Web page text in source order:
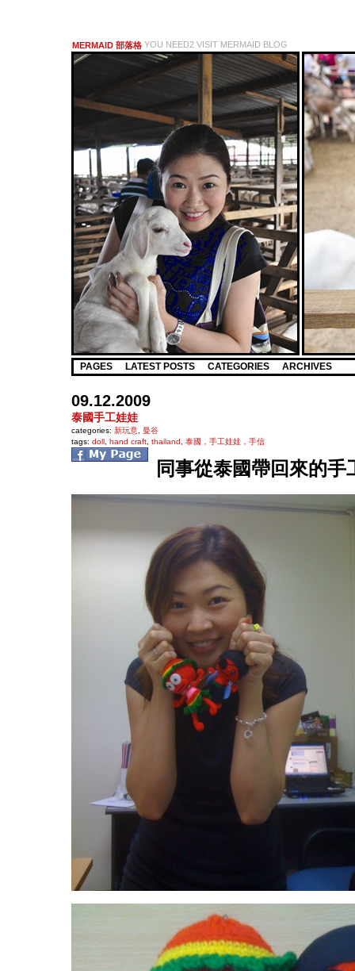
MERMAID 部落格 YOU NEED2 VISIT MERMAID BLOG
PAGES LATEST POSTS CATEGORIES ARCHIVES
09.12.2009
泰國手工娃娃
categories: 新玩意
曼谷
tags: doll hand craft thailand 泰國，手工娃娃，手信
同事從泰國帶回來的手